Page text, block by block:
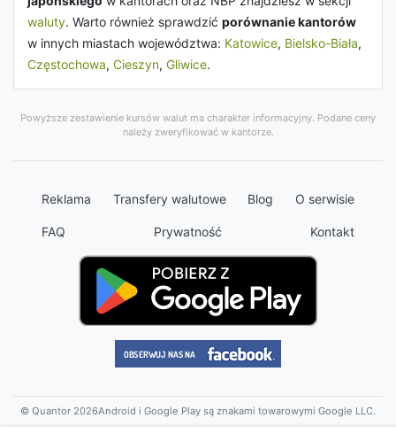
waluty. Warto również sprawdzić porównanie kantorów
w innych miastach województwa: Katowice, Bielsko-Biała,
Częstochowa, Cieszyn, Gliwice.
Powyższe zestawienie kursów walut ma charakter informacyjny. Podane ceny
należy zweryfikować w kantorze.
Reklama Transfery walutowe Blog O serwisie
FAQ Prywatność Kontakt
© Quantor 2026Android i Google Play są znakami towarowymi Google LLC.